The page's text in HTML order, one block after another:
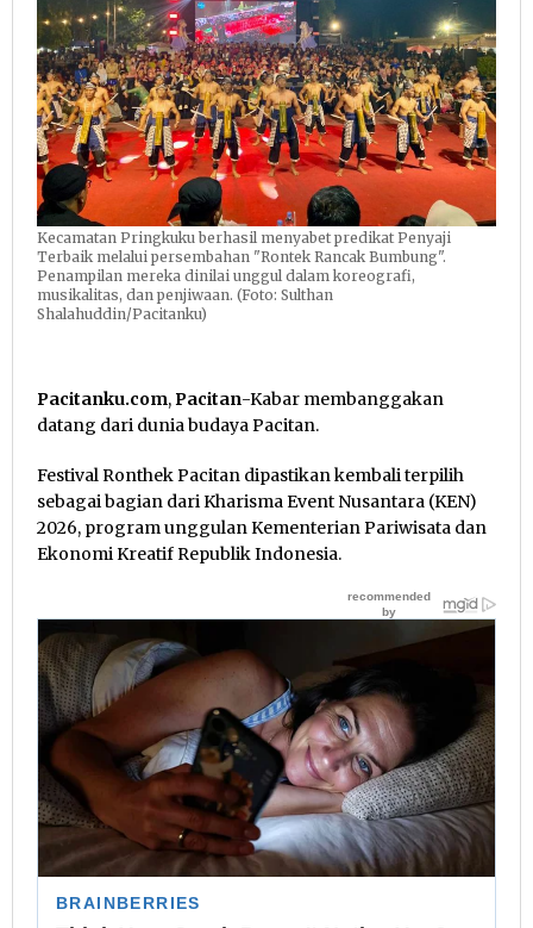
Kecamatan Pringkuku berhasil menyabet predikat Penyaji
Terbaik melalui persembahan "Rontek Rancak Bumbung".
Penampilan mereka dinilai unggul dalam koreografi,
musikalitas, dan penjiwaan. (Foto: Sulthan
Shalahuddin/Pacitanku)
Pacitanku.com,Pacitan-Kabar membanggakan
datang dari dunia budaya Pacitan.
Festival Ronthek Pacitan dipastikan kembali terpilih
sebagai bagian dari Kharisma Event Nusantara (KEN)
2026, program unggulan Kementerian Pariwisata dan
Ekonomi Kreatif Republik Indonesia.